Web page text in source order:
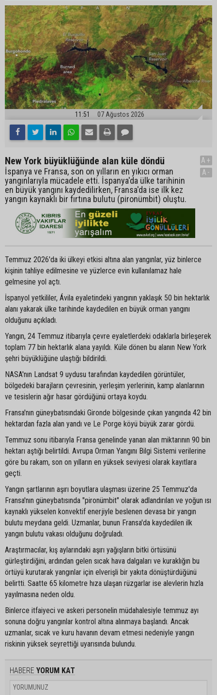
11:51 07 Ağustos 2026
New York büyüklüğünde alan küle döndü
İspanya ve Fransa, son on yılların en yıkıcı orman
yangınlarıyla mücadele etti. İspanya'da ülke tarihinin
en büyük yangını kaydedilirken, Fransa'da ise ilk kez
yangın kaynaklı bir fırtına bulutu (pironümbit) oluştu.
A+
A-
Temmuz 2026'da iki ülkeyi etkisi altına alan yangınlar, yüz binlerce
kişinin tahliye edilmesine ve yüzlerce evin kullanılamaz hale
gelmesine yol açtı.
İspanyol yetkililer, Ávila eyaletindeki yangının yaklaşık 50 bin hektarlık
alanı yakarak ülke tarihinde kaydedilen en büyük orman yangını
olduğunu açıkladı.
Yangın, 24 Temmuz itibarıyla çevre eyaletlerdeki odaklarla birleşerek
toplam 77 bin hektarlık alana yayıldı. Küle dönen bu alanın New York
şehri büyüklüğüne ulaştığı bildirildi.
NASA'nın Landsat 9 uydusu tarafından kaydedilen görüntüler,
bölgedeki barajların çevresinin, yerleşim yerlerinin, kamp alanlarının
ve tesislerin ağır hasar gördüğünü ortaya koydu.
Fransa'nın güneybatısındaki Gironde bölgesinde çıkan yangında 42 bin
hektardan fazla alan yandı ve Le Porge köyü büyük zarar gördü.
Temmuz sonu itibarıyla Fransa genelinde yanan alan miktarının 90 bin
hektarı aştığı belirtildi. Avrupa Orman Yangını Bilgi Sistemi verilerine
göre bu rakam, son on yılların en yüksek seviyesi olarak kayıtlara
geçti.
Yangın şartlarının aşırı boyutlara ulaşması üzerine 25 Temmuz'da
Fransa'nın güneybatısında "pironümbit" olarak adlandırılan ve yoğun ısı
kaynaklı yükselen konvektif enerjiyle beslenen devasa bir yangın
bulutu meydana geldi. Uzmanlar, bunun Fransa'da kaydedilen ilk
yangın bulutu vakası olduğunu doğruladı.
Araştırmacılar, kış aylarındaki aşırı yağışların bitki örtüsünü
gürleştirdiğini, ardından gelen sıcak hava dalgaları ve kuraklığın bu
örtüyü kurutarak yangınlar için elverişli bir yakıta dönüştürdüğünü
belirtti. Saatte 65 kilometre hıza ulaşan rüzgarlar ise alevlerin hızla
yayılmasına neden oldu.
Binlerce itfaiyeci ve askeri personelin müdahalesiyle temmuz ayı
sonuna doğru yangınlar kontrol altına alınmaya başlandı. Ancak
uzmanlar, sıcak ve kuru havanın devam etmesi nedeniyle yangın
riskinin yüksek seyrettiği uyarısında bulundu.
HABERE YORUM KAT